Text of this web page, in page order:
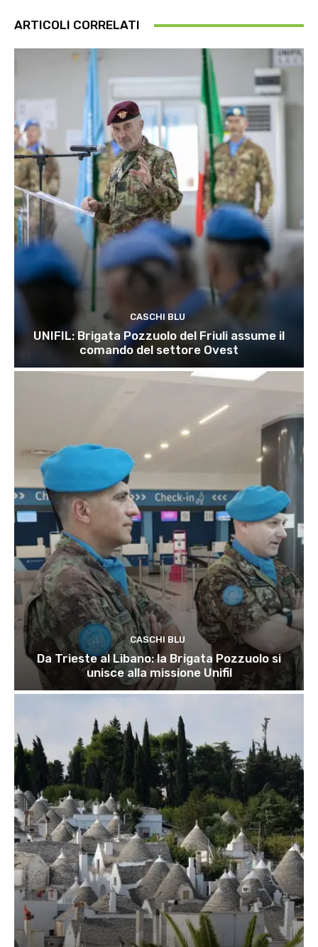
ARTICOLI CORRELATI
CASCHI BLU
UNIFIL: Brigata Pozzuolo del Friuli assume il
comando del settore Ovest
CASCHI BLU
Da Trieste al Libano: la Brigata Pozzuolo si
unisce alla missione Unifil